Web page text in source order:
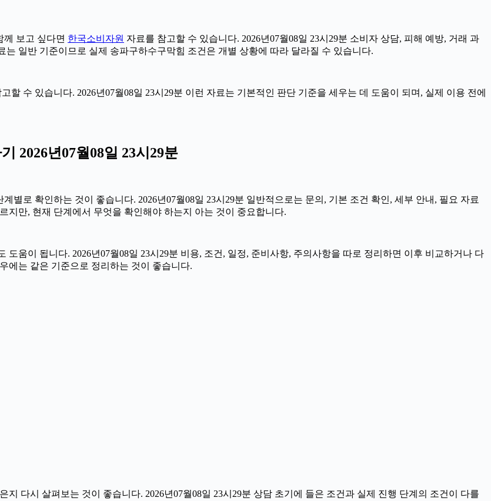
보고 싶다면 한국소비자원 자료를 참고할 수 있습니다. 2026년07월08일 23시29분 소비자 상담, 피해 예방, 거래 과
일반 기준이므로 실제 송파구하수구막힘 조건은 개별 상황에 따라 달라질 수 있습니다.
할 수 있습니다. 2026년07월08일 23시29분 이런 자료는 기본적인 판단 기준을 세우는 데 도움이 되며, 실제 이용 전에
2026년07월08일 23시29분
별로 확인하는 것이 좋습니다. 2026년07월08일 23시29분 일반적으로는 문의, 기본 조건 확인, 세부 안내, 필요 자료
지만, 현재 단계에서 무엇을 확인해야 하는지 아는 것이 중요합니다.
움이 됩니다. 2026년07월08일 23시29분 비용, 조건, 일정, 준비사항, 주의사항을 따로 정리하면 이후 비교하거나 다
에는 같은 기준으로 정리하는 것이 좋습니다.
다시 살펴보는 것이 좋습니다. 2026년07월08일 23시29분 상담 초기에 들은 조건과 실제 진행 단계의 조건이 다를